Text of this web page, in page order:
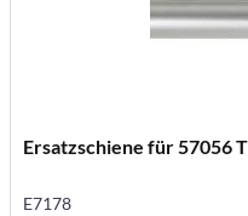
Ersatzschiene für 57056
E7178